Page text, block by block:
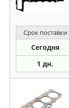
Срок поставки
Сегодня
1 дн.